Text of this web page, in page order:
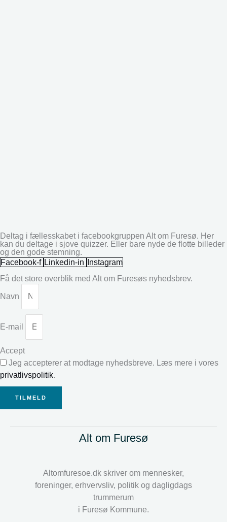
Deltag i fællesskabet i facebookgruppen Alt om Furesø. Her
kan du deltage i sjove quizzer. Eller bare nyde de flotte billeder
og den gode stemning.
Facebook-f Linkedin-in
Instagram
Få det store overblik med Alt om Furesøs nyhedsbrev.
Navn
E-mail
Accept
Jeg accepterer at modtage nyhedsbreve. Læs mere i vores
privatlivspolitik.
TILMELD
Alt om Furesø
Altomfuresoe.dk skriver om mennesker,
foreninger, erhvervsliv, politik og dagligdags
trummerum
i Furesø Kommune.